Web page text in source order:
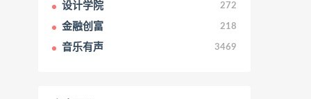
设计学院 272
金融创富 218
音乐有声 3469